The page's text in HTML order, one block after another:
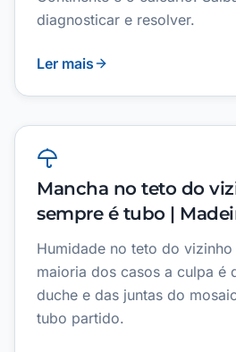
diagnosticar e resolver.
Ler mais
Mancha no teto do
sempre é tubo |
Humidade no teto do
maioria dos casos a culpa é
duche e das juntas do
tubo partido.